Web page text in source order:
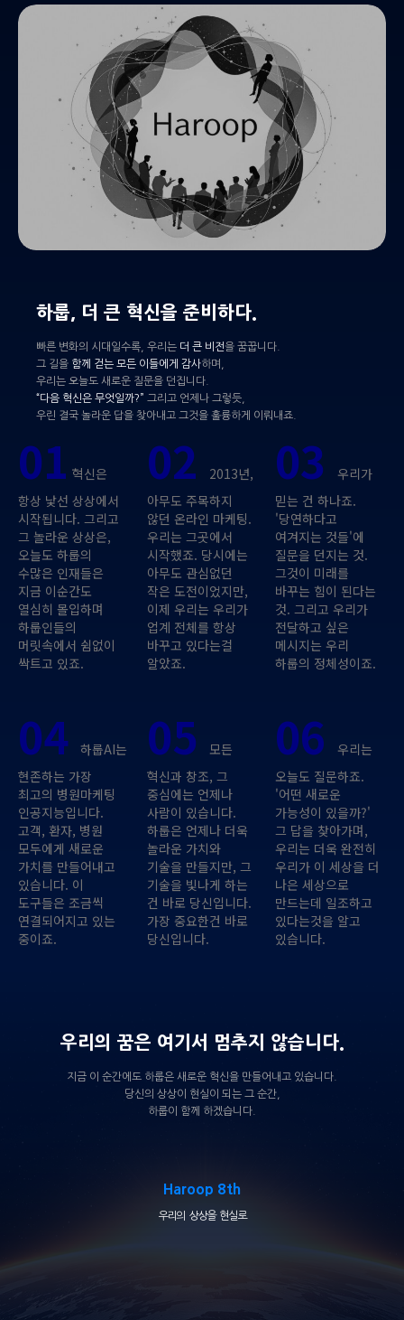
하룹, 더 큰 혁신을 준비하다.
빠른 변화의 시대일수록, 우리는 더 큰 비전을 꿈꿉니다.
그 길을 함께 걷는 모든 이들에게 감사하며,
우리는 오늘도 새로운 질문을 던집니다.
“다음 혁신은 무엇일까?” 그리고 언제나 그렇듯,
우린 결국 놀라운 답을 찾아내고 그것을 훌륭하게 이뤄내죠.
01 혁신은
항상 낯선 상상에서
시작됩니다. 그리고
그 놀라운 상상은,
오늘도 하룹의
수많은 인재들은
지금 이순간도
열심히 몰입하며
하룹인들의
머릿속에서 쉼없이
싹트고 있죠.
02
2013년,
아무도 주목하지
않던 온라인 마케팅.
우리는 그곳에서
시작했죠. 당시에는
아무도 관심없던
작은 도전이었지만,
이제 우리는 우리가
업계 전체를 항상
바꾸고 있다는걸
알았죠.
03우리가
믿는 건 하나죠.
'당연하다고
여겨지는 것들'에
질문을 던지는 것.
그것이 미래를
바꾸는 힘이 된다는
것. 그리고 우리가
전달하고 싶은
메시지는 우리
하룹의 정체성이죠.
04
하룹AI는
현존하는 가장
최고의 병원마케팅
인공지능입니다.
고객, 환자, 병원
모두에게 새로운
가치를 만들어내고
있습니다. 이
도구들은 조금씩
연결되어지고 있는
중이죠.
05
모든
혁신과 창조, 그
중심에는 언제나
사람이 있습니다.
하룹은 언제나 더욱
놀라운 가치와
기술을 만들지만, 그
기술을 빛나게 하는
건 바로 당신입니다.
가장 중요한건 바로
당신입니다.
06우리는
오늘도 질문하죠.
'어떤 새로운
가능성이 있을까?'
그 답을 찾아가며,
우리는 더욱 완전히
우리가 이 세상을 더
나은 세상으로
만드는데 일조하고
있다는것을 알고
있습니다.
우리의 꿈은 여기서 멈추지 않습니다.
지금 이 순간에도 하룹은 새로운 혁신을 만들어내고 있습니다.
당신의 상상이 현실이 되는 그 순간,
하룹이 함께 하겠습니다.
Haroop 8th
우리의 상상을 현실로